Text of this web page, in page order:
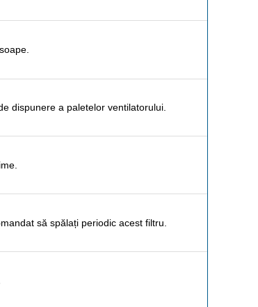
dispunere a paletelor ventilatorului.
să spălați periodic acest filtru.